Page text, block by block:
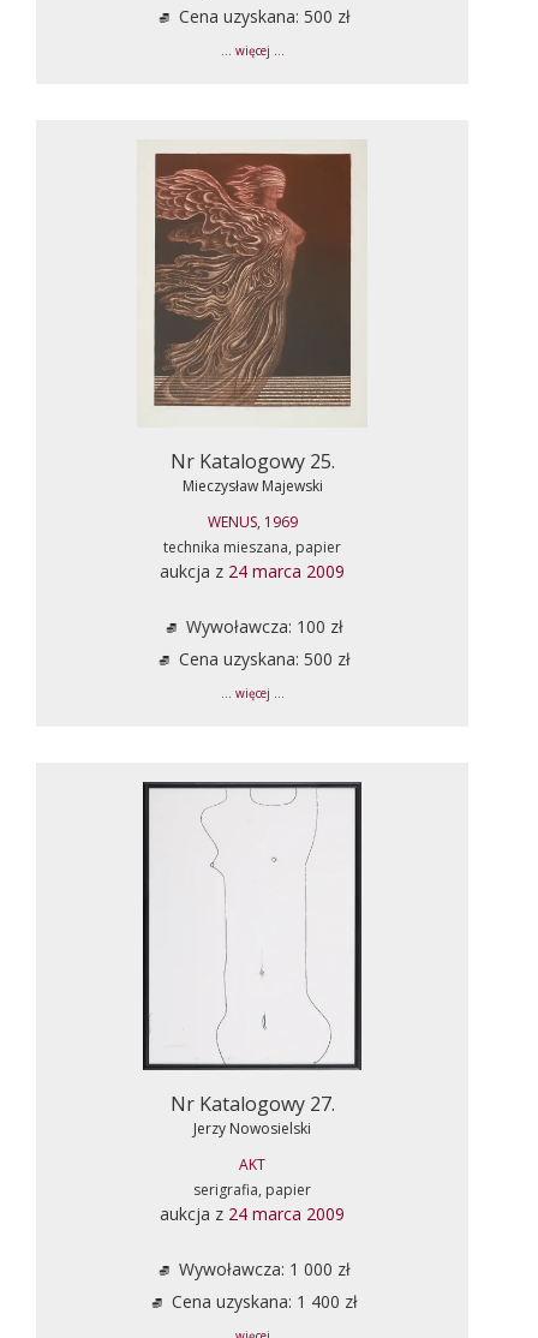
Cena uzyskana: 500 zł
... więcej ...
Nr Katalogowy 25.
Mieczysław Majewski
WENUS, 1969
technika mieszana, papier
aukcja z 24 marca 2009
Wywoławcza: 100 zł
Cena uzyskana: 500 zł
... więcej ...
Nr Katalogowy 27.
Jerzy Nowosielski
AKT
serigrafia, papier
aukcja z 24 marca 2009
Wywoławcza: 1 000 zł
Cena uzyskana: 1 400 zł